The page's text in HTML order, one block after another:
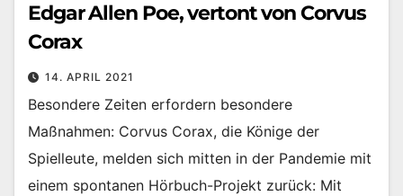
Edgar Allen Poe, vertont von Corvus
Corax
14. APRIL 2021
Besondere Zeiten erfordern besondere
Maßnahmen: Corvus Corax, die Könige der
Spielleute, melden sich mitten in der Pandemie mit
einem spontanen Hörbuch-Projekt zurück: Mit